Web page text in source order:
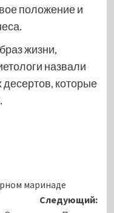
положение и
жизни,
назвали
которые
маринаде
Следующий: